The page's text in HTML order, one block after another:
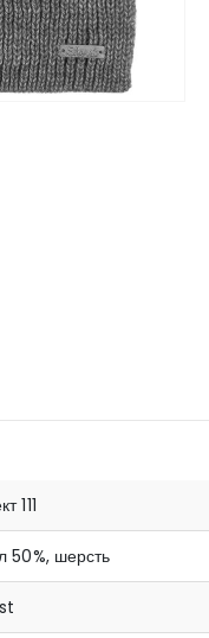
111
50%, шерсть